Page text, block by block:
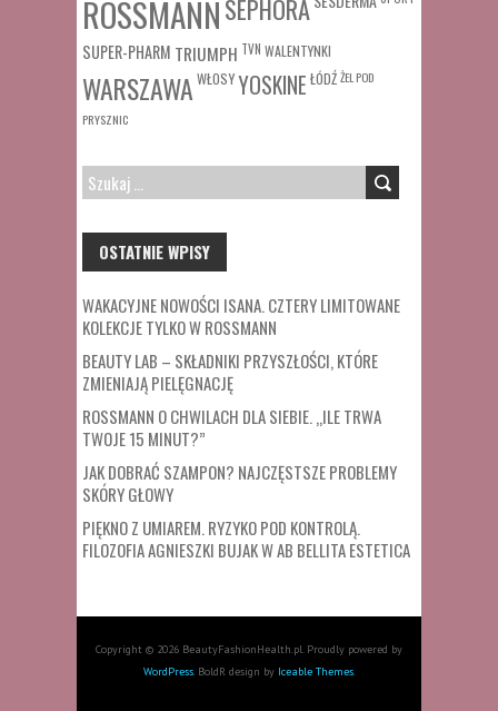
ROSSMANNSEPHORA
SUPER-PHARM TRIUMPH TVN WALENTYNKI
WARSZAWA WŁOSYYOSKINE ŁÓDŹŻEL POD
PRYSZNIC
SZUKAJ:
OSTATNIE WPISY
WAKACYJNE NOWOŚCI ISANA. CZTERY LIMITOWANE
KOLEKCJE TYLKO W ROSSMANN
BEAUTY LAB – SKŁADNIKI PRZYSZŁOŚCI, KTÓRE
ZMIENIAJĄ PIELĘGNACJĘ
ROSSMANN O CHWILACH DLA SIEBIE. „ILE TRWA
TWOJE 15 MINUT?”
JAK DOBRAĆ SZAMPON? NAJCZĘSTSZE PROBLEMY
SKÓRY GŁOWY
PIĘKNO Z UMIAREM. RYZYKO POD KONTROLĄ.
FILOZOFIA AGNIESZKI BUJAK W AB BELLITA ESTETICA
Copyright © 2026 BeautyFashionHealth.pl. Proudly powered by
WordPress. BoldR design by Iceable Themes.